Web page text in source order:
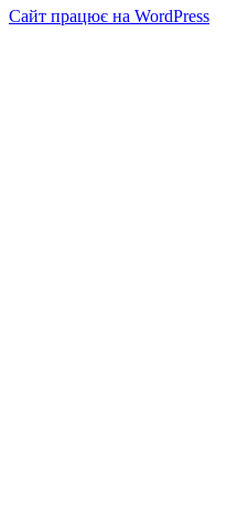
Сайт працює на WordPress